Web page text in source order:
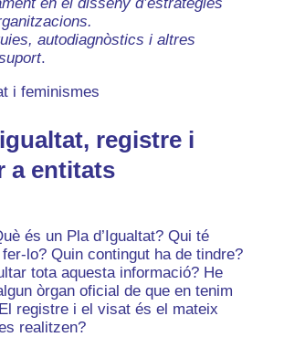
autodiagnòstics i altres
.
i feminismes
registre i
a entitats
és un Pla d’Igualtat? Qui té
fer-lo? Quin contingut ha de tindre?
tota aquesta informació? He
òrgan oficial de que en tenim
registre i el visat és el mateix
realitzen?